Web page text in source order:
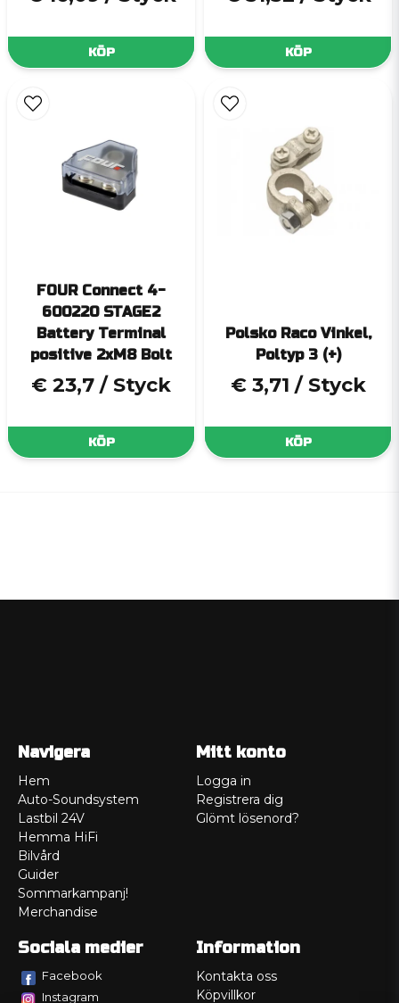
KÖP KÖP
FOUR Connect 4-
600220 STAGE2
Battery Terminal
positive 2xM8 Bolt
€ 23,7 / Styck
KÖP
Polsko Raco Vinkel,
Poltyp 3 (+)
€ 3,71 / Styck
KÖP
Navigera
Hem
Auto-Soundsystem
Lastbil 24V
Hemma HiFi
Bilvård
Guider
Sommarkampanj!
Merchandise
Mitt konto
Logga in
Registrera dig
Glömt lösenord?
Sociala medier
Facebook
Instagram
Information
Kontakta oss
Köpvillkor